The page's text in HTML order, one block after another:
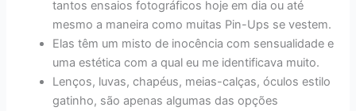
tantos ensaios fotográficos hoje em dia ou até
mesmo a maneira como muitas Pin-Ups se vestem.
Elas têm um misto de inocência com sensualidade e
uma estética com a qual eu me identificava muito.
Lenços, luvas, chapéus, meias-calças, óculos estilo
gatinho, são apenas algumas das opções